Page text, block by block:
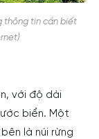
thông tin cần biết
với độ dài
biển. Một
là núi rừng